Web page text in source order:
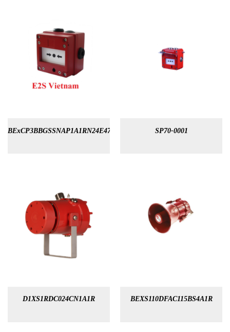
BExCP3BBGSSNAP1A1RN24E47KR SP70-0001
D1XS1RDC024CN1A1R BEXS110DFAC115BS4A1R